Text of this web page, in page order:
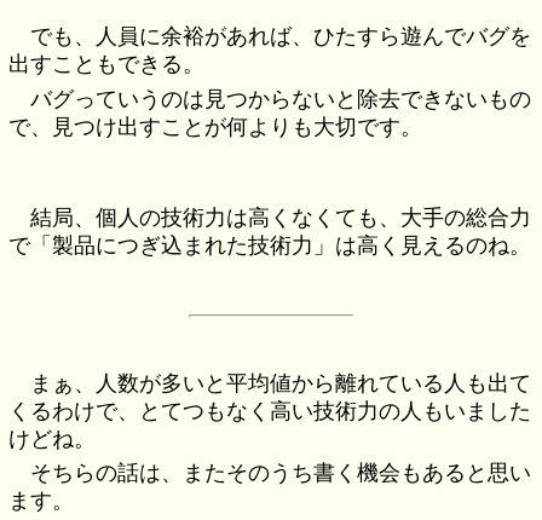
でも、人員に余裕があれば、ひたすら遊んでバグを
出すこともできる。
バグっていうのは見つからないと除去できないもの
で、見つけ出すことが何よりも大切です。
結局、個人の技術力は高くなくても、大手の総合力
で「製品につぎ込まれた技術力」は高く見えるのね。
まぁ、人数が多いと平均値から離れている人も出て
くるわけで、とてつもなく高い技術力の人もいました
けどね。
そちらの話は、またそのうち書く機会もあると思い
ます。